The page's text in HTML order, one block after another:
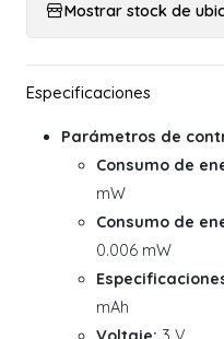
Mostrar stock de
Parámetros de
Consumo de
mW
Consumo de
0.006 mW
mAh